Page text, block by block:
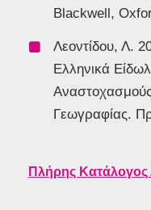
Blackwell,
Λεοντίδου, Λ.
Ελληνικά
Γεωγραφίας.
Πλήρης